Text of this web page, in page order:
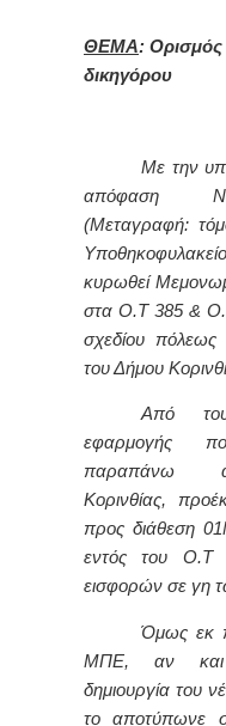
ΘΕΜΑ: Ορισμός
δικηγόρου
Με την
απόφαση
(Μεταγραφή:
κυρωθεί
στα Ο.Τ 385 &
σχεδίου πόλεως
του Δήμου
Από
εφαρμογής
παραπάνω
Κορινθίας,
προς διάθεση
εντός του Ο.Τ
εισφορών σε γη
Όμως εκ
ΜΠΕ, αν και
δημιουργία του
το αποτύπωνε